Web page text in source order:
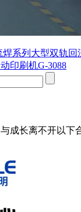
系列 大型双轨回
印刷机G-3088
成长离不开以下